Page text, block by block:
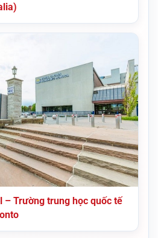
– Trường trung học quốc tế